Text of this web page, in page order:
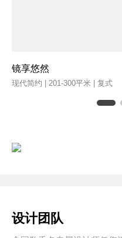
镜享悠然
现代简约 | 201-300平米 | 复式
设计团队